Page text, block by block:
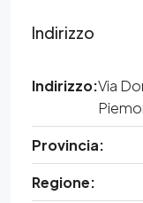
Indirizzo
Indirizzo:Via
Provincia:
Regione: